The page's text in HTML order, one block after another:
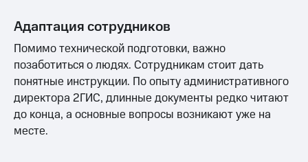
Адаптация сотрудников
Помимо технической подготовки, важно
позаботиться о людях. Сотрудникам стоит дать
понятные инструкции. По опыту административного
директора 2ГИС, длинные документы редко читают
до конца, а основные вопросы возникают уже на
месте.